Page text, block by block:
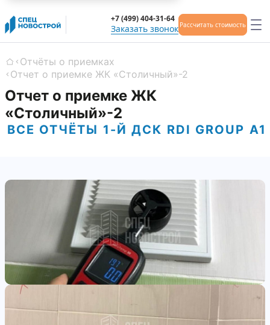
Заказать звонок
+7 (499) 404-31-64
Рассчитать стоимость
Главная
Отчёты о приемках
Отчет о приемке ЖК «Столичный»-2
Отчет о приемке ЖК
«Столичный»-2
ВСЕ ОТЧЁТЫ 1-Й ДСК RDI GROUP